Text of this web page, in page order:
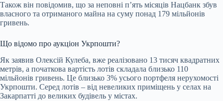
Також він повідомив, що за неповні п’ять місяців Нацбанк збув
власного та отриманого майна на суму понад 179 мільйонів
гривень.
Що відомо про аукціон Укрпошти?
Як заявив Олексій Кулеба, вже реалізовано 13 тисяч квадратних
метрів, а початкова вартість лотів складала близько 110
мільйонів гривень. Це близько 3% усього портфеля нерухомості
Укрпошти. Серед лотів – від невеликих приміщень у селах на
Закарпатті до великих будівель у містах.